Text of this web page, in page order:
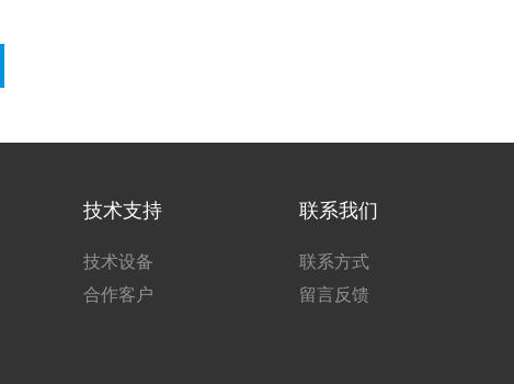
技术支持
技术设备
合作客户
联系我们
联系方式
留言反馈